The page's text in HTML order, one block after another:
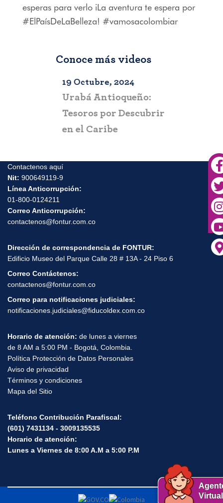
esperas para verlo iLa aventura te espera por
#ElPaísDeLaBelleza! #vamosacolombiar
Conoce más videos
19 Octubre, 2024
Urabá Antioqueño:
Tesoros por Descubrir
en el Caribe
Contactenos aquí
Nit: 900649119-9
Línea Anticorrupción:
01-800-0124211
Correo Anticorrupción:
contactenos@fontur.com.co
Dirección de correspondencia de FONTUR:
Edificio Museo del Parque Calle 28 # 13A - 24 Piso 6
Correo Contáctenos:
contactenos@fontur.com.co
Correo para notificaciones judiciales:
notificaciones.judiciales@fiducoldex.com.co
Horario de atención: de lunes a viernes
de 8 AM a 5:00 PM - Bogotá, Colombia.
Política Protección de Datos Personales
Aviso de privacidad
Términos y condiciones
Mapa del Sitio
Teléfono Contribución Parafiscal:
(601) 7431134 - 3009135535
Horario de atención:
Lunes a Viernes de 8:00 A.M a 5:00 P.M
Virtual